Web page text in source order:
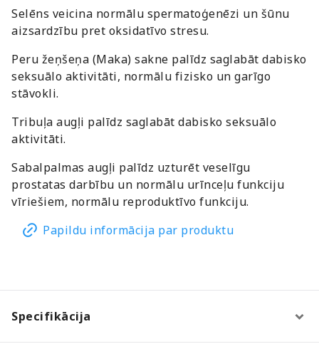
Selēns veicina normālu spermatoģenēzi un šūnu
aizsardzību pret oksidatīvo stresu.
Peru žeņšeņa (Maka) sakne palīdz saglabāt dabisko
seksuālo aktivitāti, normālu fizisko un garīgo
stāvokli.
Tribuļa augļi palīdz saglabāt dabisko seksuālo
aktivitāti.
Sabalpalmas augļi palīdz uzturēt veselīgu
prostatas darbību un normālu urīnceļu funkciju
vīriešiem, normālu reproduktīvo funkciju.
Papildu informācija par produktu
Specifikācija